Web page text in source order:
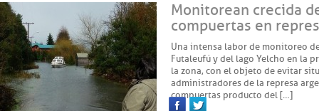
Monitorean crecida
compuertas en
Una intensa labor de monitoreo
Futaleufú y del lago Yelcho en la
la zona, con el objeto de evitar
administradores de la represa
compuertas producto del […]